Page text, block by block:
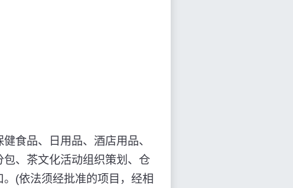
食品、日用品、酒店用品、
、茶文化活动组织策划、仓
(依法须经批准的项目，经相